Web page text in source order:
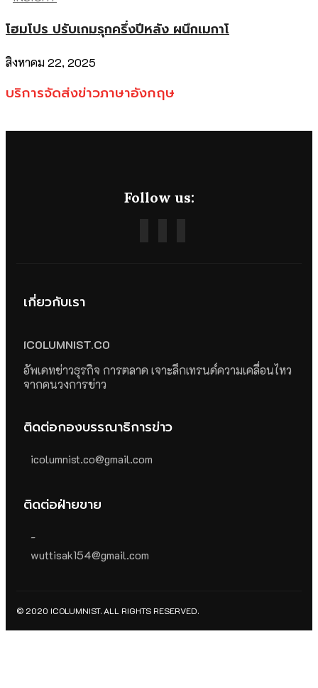
โฮมโปร ปรับเกมรุกครึ่งปีหลัง ผนึกเมกาโ
สิงหาคม 22, 2025
บริการจัดส่งข่าวภาษาอังกฤษ
Follow us:
เกี่ยวกับเรา
ICOLUMNIST.CO
อัพเดทข่าวธุรกิจ การตลาด เจาะลึกเทรนด์ความเคลื่อนไหว
จากคนวงการข่าว
ติดต่อกองบรรณาธิการข่าว
icolumnist.co@gmail.com
ติดต่อฝ่ายขาย
-
wuttisak154@gmail.com
© 2020 ICOLUMNIST. ALL RIGHTS RESERVED.